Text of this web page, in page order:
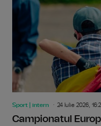
Sport | intern 24 Iulie 2026,
Campionatul